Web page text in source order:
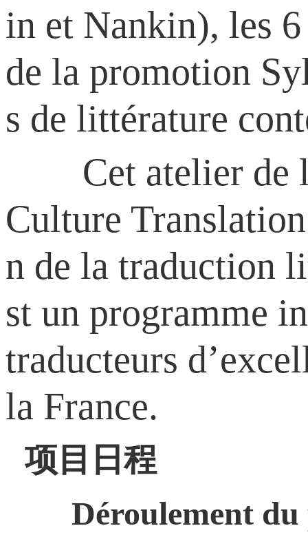
in et Nankin), les
de la promotion
s de littérature
Cet atelier de la
Culture
n de la traduction
st un programme
traducteurs
la France.
项目日程
Déroulement du